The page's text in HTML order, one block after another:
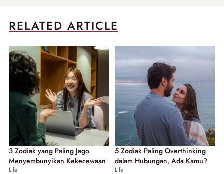
RELATED ARTICLE
3 Zodiak yang Paling Jago
Menyembunyikan Kekecewaan
Life
5 Zodiak Paling Overthinking
dalam Hubungan, Ada Kamu?
Life